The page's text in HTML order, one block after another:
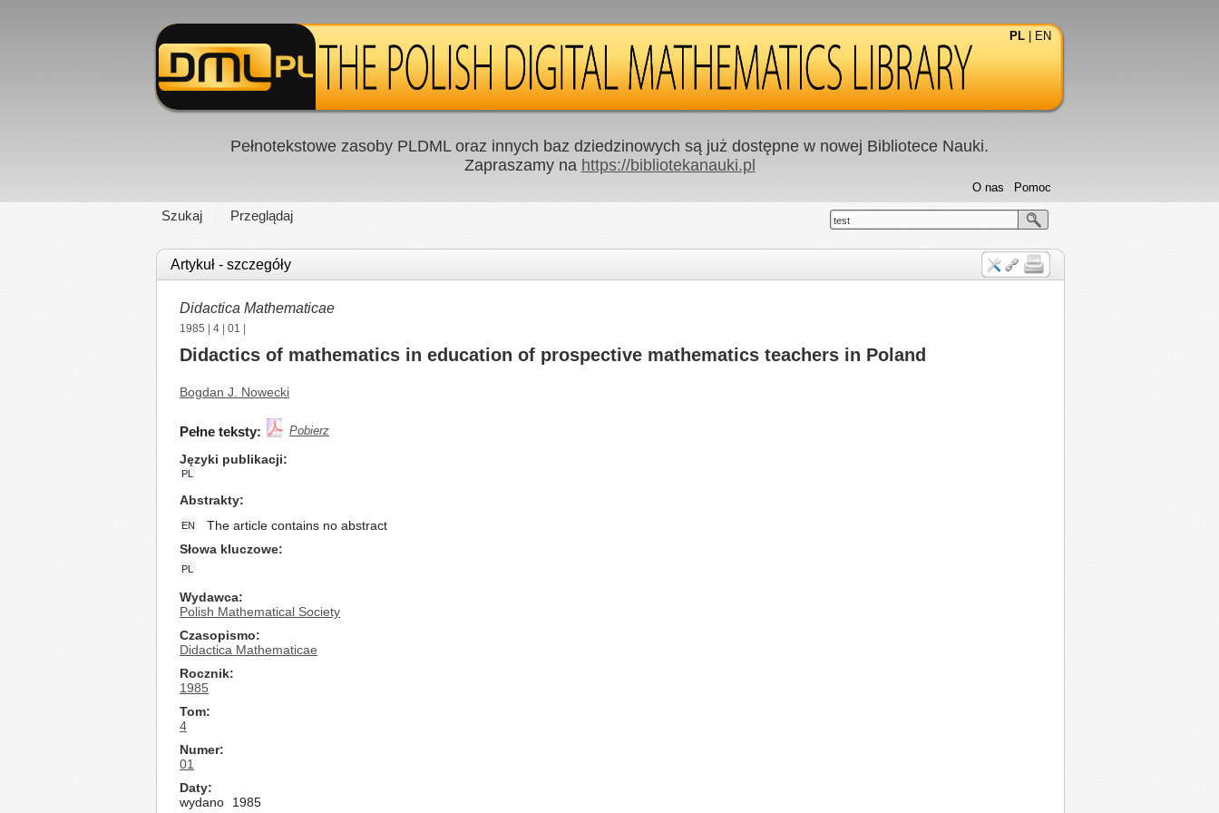
PL EN
Pełnotekstowe zasoby PLDML oraz innych baz dziedzinowych są już dostępne w nowej Bibliotece Nauki.
Zapraszamy na https://bibliotekanauki.pl
Szukaj Przeglądaj
Pomoc
O nas
test
Artykuł - szczegóły
Didactica Mathematicae
1985 4 01
Didactics of mathematics in education of prospective mathematics teachers in Poland
Bogdan J. Nowecki
Pełne teksty: Pobierz
Języki publikacji
PL
Abstrakty
EN
The article contains no abstract
Słowa kluczowe
PL
Wydawca
Polish Mathematical Society
Czasopismo
Didactica Mathematicae
Rocznik
1985
Tom
4
Numer
01
Daty
wydano
1985